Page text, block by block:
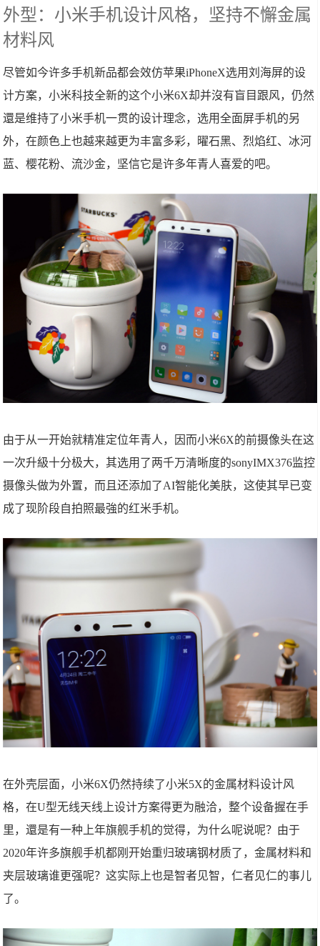
外型：小米手机设计风格，坚持不懈金属
材料风
尽管如今许多手机新品都会效仿苹果iPhoneX选用刘海屏的设
计方案，小米科技全新的这个小米6X却并沒有盲目跟风，仍然
還是维持了小米手机一贯的设计理念，选用全面屏手机的另
外，在颜色上也越来越更为丰富多彩，曜石黑、烈焰红、冰河
蓝、樱花粉、流沙金，坚信它是许多年青人喜爱的吧。
由于从一开始就精准定位年青人，因而小米6X的前摄像头在这
一次升級十分极大，其选用了两千万清晰度的sonyIMX376监控
摄像头做为外置，而且还添加了AI智能化美肤，这使其早已变
成了现阶段自拍照最強的红米手机。
在外壳层面，小米6X仍然持续了小米5X的金属材料设计风
格，在U型无线天线上设计方案得更为融洽，整个设备握在手
里，還是有一种上年旗舰手机的觉得，为什么呢说呢？由于
2020年许多旗舰手机都刚开始重归玻璃钢材质了，金属材料和
夹层玻璃谁更强呢？这实际上也是智者见智，仁者见仁的事儿
了。